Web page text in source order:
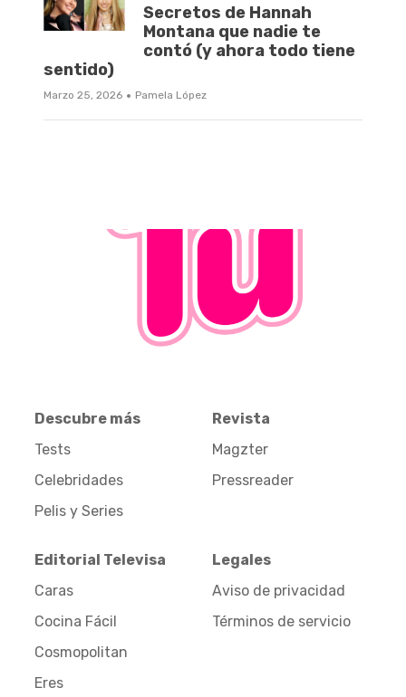
Secretos de Hannah
Montana que nadie te
contó (y ahora todo tiene
sentido)
Marzo 25, 2026 · Pamela López
Descubre más
Tests
Celebridades
Pelis y Series
Revista
Magzter
Pressreader
Editorial Televisa
Caras
Cocina Fácil
Cosmopolitan
Eres
Legales
Aviso de privacidad
Términos de servicio